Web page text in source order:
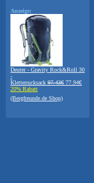
Anzeige:
Deuter - Gravity Rock&Roll 30
-
Kletterrucksack 97.43€ 77.94€
20% Rabatt
(Bergfreunde.de Shop)